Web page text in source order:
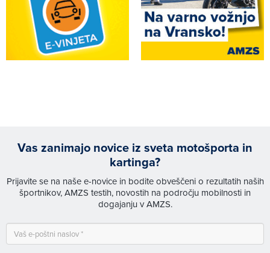
Vas zanimajo novice iz sveta motošporta in
kartinga?
Prijavite se na naše e-novice in bodite obveščeni o rezultatih naših
športnikov, AMZS testih, novostih na področju mobilnosti in
dogajanju v AMZS.